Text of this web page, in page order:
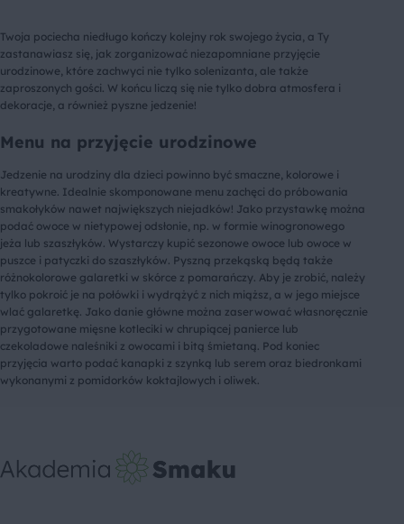
Twoja pociecha niedługo kończy kolejny rok swojego życia, a Ty
zastanawiasz się, jak zorganizować niezapomniane przyjęcie
urodzinowe, które zachwyci nie tylko solenizanta, ale także
zaproszonych gości. W końcu liczą się nie tylko dobra atmosfera i
dekoracje, a również pyszne jedzenie!
Menu na przyjęcie urodzinowe
Jedzenie na urodziny dla dzieci powinno być smaczne, kolorowe i
kreatywne. Idealnie skomponowane menu zachęci do próbowania
smakołyków nawet największych niejadków! Jako przystawkę można
podać owoce w nietypowej odsłonie, np. w formie winogronowego
jeża lub szaszłyków. Wystarczy kupić sezonowe owoce lub owoce w
puszce i patyczki do szaszłyków. Pyszną przekąską będą także
różnokolorowe galaretki w skórce z pomarańczy. Aby je zrobić, należy
tylko pokroić je na połówki i wydrążyć z nich miąższ, a w jego miejsce
wlać galaretkę. Jako danie główne można zaserwować własnoręcznie
przygotowane mięsne kotleciki w chrupiącej panierce lub
czekoladowe naleśniki z owocami i bitą śmietaną. Pod koniec
przyjęcia warto podać kanapki z szynką lub serem oraz biedronkami
wykonanymi z pomidorków koktajlowych i oliwek.